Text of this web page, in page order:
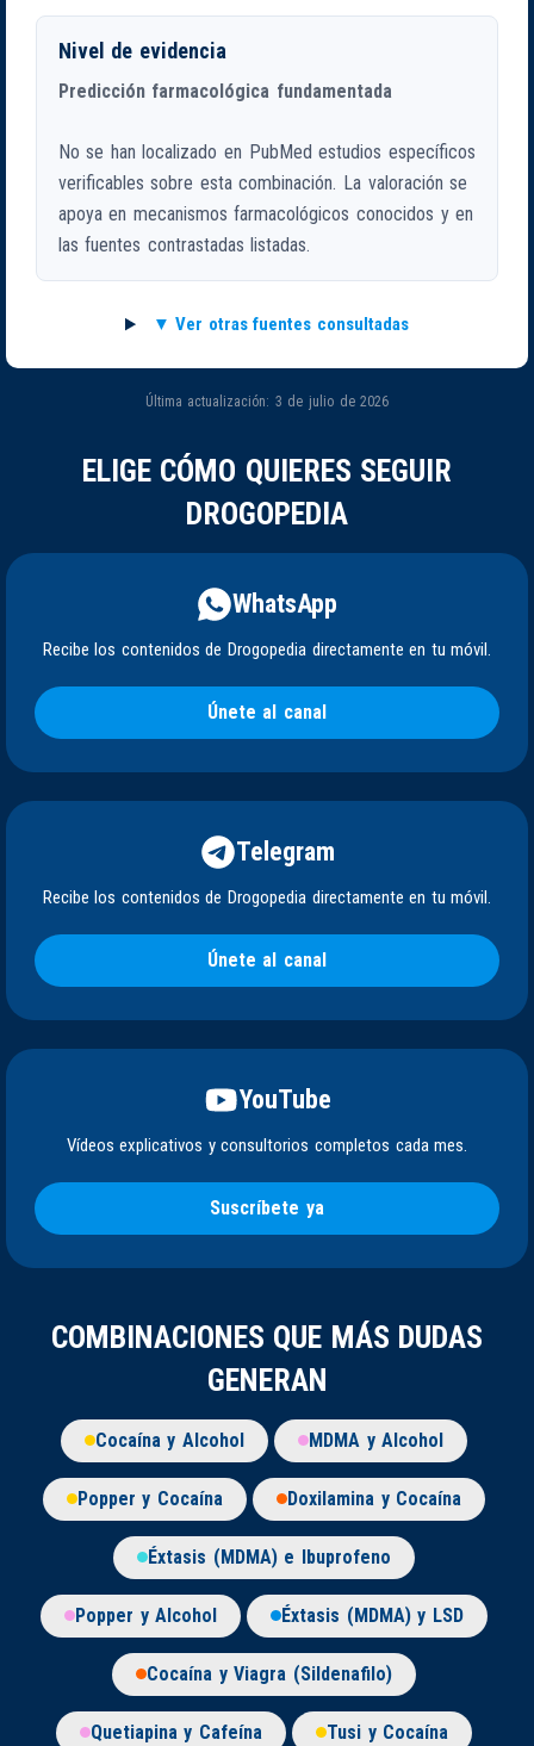
Nivel de evidencia
Predicción farmacológica fundamentada
No se han localizado en PubMed estudios específicos
verificables sobre esta combinación. La valoración se
apoya en mecanismos farmacológicos conocidos y en
las fuentes contrastadas listadas.
Ver otras fuentes consultadas
Última actualización: 3 de julio de 2026
ELIGE CÓMO QUIERES SEGUIR
DROGOPEDIA
WhatsApp
Recibe los contenidos de Drogopedia directamente en tu móvil.
Únete al canal
Telegram
Recibe los contenidos de Drogopedia directamente en tu móvil.
Únete al canal
YouTube
Vídeos explicativos y consultorios completos cada mes.
Suscríbete ya
COMBINACIONES QUE MÁS DUDAS
GENERAN
Cocaína y Alcohol MDMA y Alcohol
Popper y Cocaína Doxilamina y Cocaína
Éxtasis (MDMA) e Ibuprofeno
Popper y Alcohol Éxtasis (MDMA) y LSD
Cocaína y Viagra (Sildenafilo)
Quetiapina y Cafeína Tusi y Cocaína